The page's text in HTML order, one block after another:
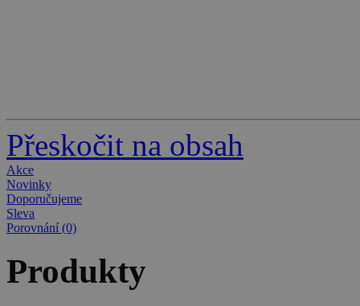
Přeskočit na obsah
Akce
Novinky
Doporučujeme
Sleva
Porovnání (0)
Produkty